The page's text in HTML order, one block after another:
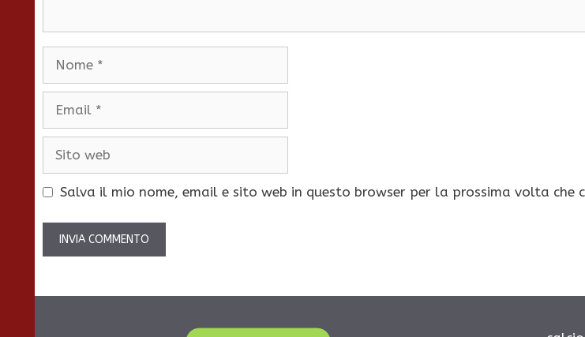
Salva il mio nome, email e sito web in questo browser per la prossima volta che